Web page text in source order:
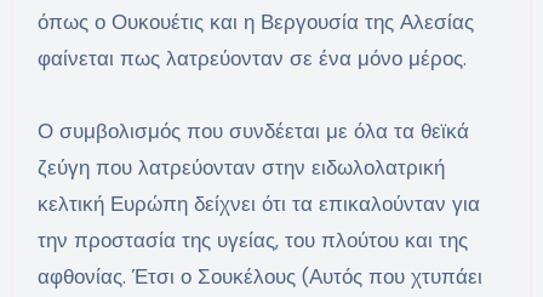
όπως ο Ουκουέτις και η Βεργουσία της Αλεσίας
φαίνεται πως λατρεύονταν σε ένα μόνο μέρος.
Ο συμβολισμός που συνδέεται με όλα τα θεϊκά
ζεύγη που λατρεύονταν στην ειδωλολατρική
κελτική Ευρώπη δείχνει ότι τα επικαλούνταν για
την προστασία της υγείας, του πλούτου και της
αφθονίας. Έτσι ο Σουκέλους (Αυτός που χτυπάει